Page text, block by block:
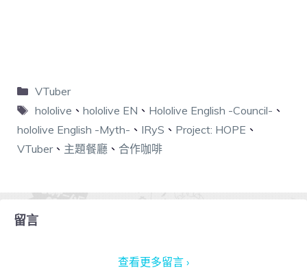
VTuber
hololive 、 hololive EN 、 Hololive English -Council- 、
hololive English -Myth- 、 IRyS 、 Project: HOPE 、
VTuber、 主題餐廳 、 合作咖啡
留言
查看更多留言 ›